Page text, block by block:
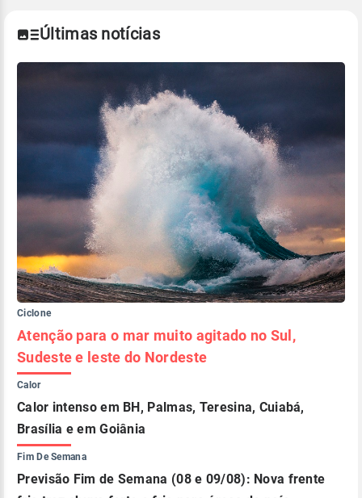
Últimas notícias
Ciclone
Atenção para o mar muito agitado no Sul,
Sudeste e leste do Nordeste
Calor
Calor intenso em BH, Palmas, Teresina, Cuiabá,
Brasília e em Goiânia
Fim De Semana
Previsão Fim de Semana (08 e 09/08): Nova frente